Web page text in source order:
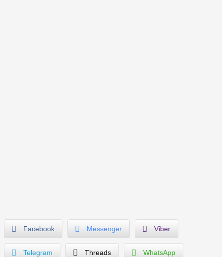
Facebook Messenger Viber
Telegram Threads WhatsApp